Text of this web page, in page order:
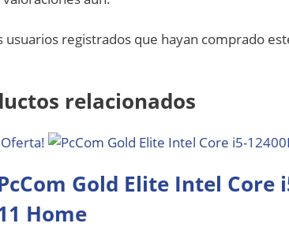
usuarios registrados que hayan comprado
relacionados
Gold Elite Intel Core
Home